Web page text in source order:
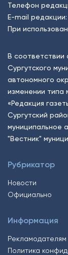
Телефон
E-mail редакции:
При
В соответствии
Сургутского
автономного
изменении типа
«Редакция
Сургутский
муниципальное
"Вестник"
Рубрикатор
Новости
Официально
Информация
Рекламодателям
Политика